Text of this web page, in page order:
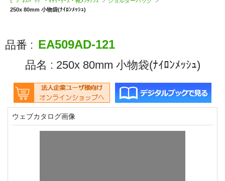
250x 80mm 小物袋(ﾅｲﾛﾝﾒｯｼｭ)
品番 : EA509AD-121
品名 : 250x 80mm 小物袋(ﾅｲﾛﾝﾒｯｼｭ)
ウェブカタログ画像